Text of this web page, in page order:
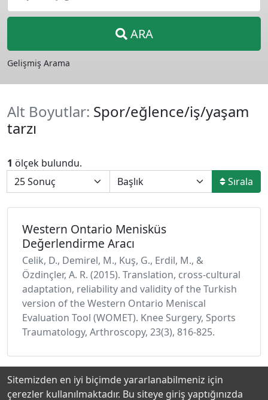
ARA
Gelişmiş Arama
Alt Boyutlar: Spor/eğlence/iş/yaşam
tarzı
1 ölçek bulundu.
Sırala
Western Ontario Menisküs
Değerlendirme Aracı
Celik, D., Demirel, M., Kuş, G., Erdil, M., &
Özdinçler, A. R. (2015). Translation, cross-cultural
adaptation, reliability and validity of the Turkish
version of the Western Ontario Meniscal
Evaluation Tool (WOMET). Knee Surgery, Sports
Traumatology, Arthroscopy, 23(3), 816-825.
Sitemizden en iyi biçimde yararlanabilmeniz için
çerezler kullanılmaktadır. Bu siteye giriş yaptığınızda